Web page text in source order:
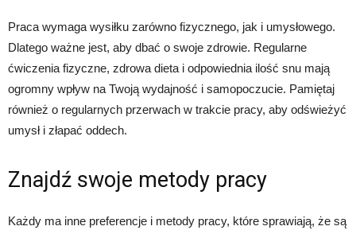
Praca wymaga wysiłku zarówno fizycznego, jak i umysłowego.
Dlatego ważne jest, aby dbać o swoje zdrowie. Regularne
ćwiczenia fizyczne, zdrowa dieta i odpowiednia ilość snu mają
ogromny wpływ na Twoją wydajność i samopoczucie. Pamiętaj
również o regularnych przerwach w trakcie pracy, aby odświeżyć
umysł i złapać oddech.
Znajdź swoje metody pracy
Każdy ma inne preferencje i metody pracy, które sprawiają, że są